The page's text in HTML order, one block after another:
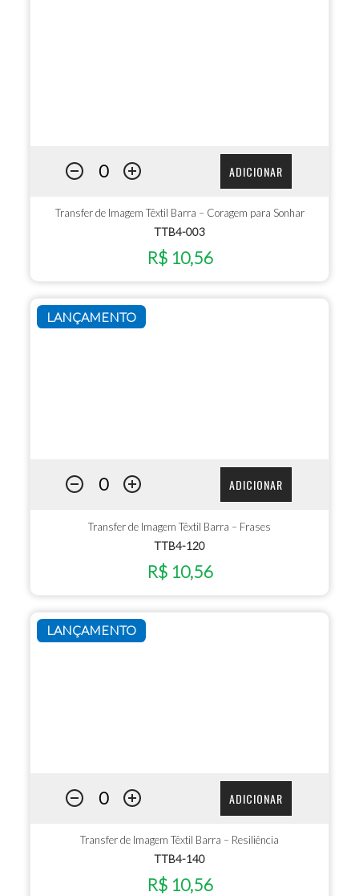
ADICIONAR
Transfer de Imagem Têxtil Barra – Coragem para Sonhar
TTB4-003
R$ 10,56
LANÇAMENTO
ADICIONAR
Transfer de Imagem Têxtil Barra – Frases
TTB4-120
R$ 10,56
LANÇAMENTO
ADICIONAR
Transfer de Imagem Têxtil Barra – Resiliência
TTB4-140
R$ 10,56